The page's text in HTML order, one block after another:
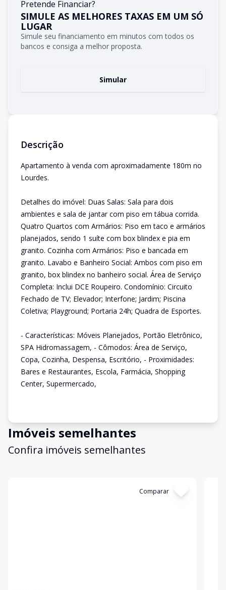
Pretende Financiar?
SIMULE AS MELHORES TAXAS EM UM SÓ
LUGAR
Simule seu financiamento em minutos com todos os
bancos e consiga a melhor proposta.
Simular
Descrição
Apartamento à venda com aproximadamente 180m no
Lourdes.
Detalhes do imóvel: Duas Salas: Sala para dois
ambientes e sala de jantar com piso em tábua corrida.
Quatro Quartos com Armários: Piso em taco e armários
planejados, sendo 1 suíte com box blindex e pia em
granito. Cozinha com Armários: Piso e bancada em
granito. Lavabo e Banheiro Social: Ambos com piso em
granito, box blindex no banheiro social. Área de Serviço
Completa: Inclui DCE Roupeiro. Condomínio: Circuito
Fechado de TV; Elevador; Interfone; Jardim; Piscina
Coletiva; Playground; Portaria 24h; Quadra de Esportes.
- Características: Móveis Planejados, Portão Eletrônico,
SPA Hidromassagem, - Cômodos: Área de Serviço,
Copa, Cozinha, Despensa, Escritório, - Proximidades:
Bares e Restaurantes, Escola, Farmácia, Shopping
Center, Supermercado,
Imóveis semelhantes
Confira imóveis semelhantes
Comparar